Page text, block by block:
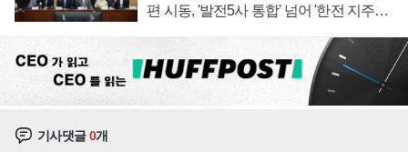
편 시동, '발전5사 통합' 넘어 '한전 지주사'
기사댓글0개